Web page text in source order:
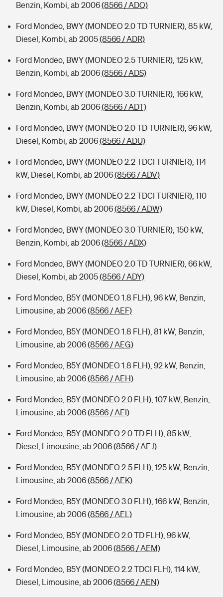
Benzin, Kombi, ab 2006(8566 / ADQ)
Ford Mondeo, BWY (MONDEO 2.0 TD TURNIER), 85 kW,
Diesel, Kombi, ab 2005(8566 / ADR)
Ford Mondeo, BWY (MONDEO 2.5 TURNIER), 125 kW,
Benzin, Kombi, ab 2006(8566 / ADS)
Ford Mondeo, BWY (MONDEO 3.0 TURNIER), 166 kW,
Benzin, Kombi, ab 2006(8566 / ADT)
Ford Mondeo, BWY (MONDEO 2.0 TD TURNIER), 96 kW,
Diesel, Kombi, ab 2006(8566 / ADU)
Ford Mondeo, BWY (MONDEO 2.2 TDCI TURNIER), 114
kW, Diesel, Kombi, ab 2006(8566 / ADV)
Ford Mondeo, BWY (MONDEO 2.2 TDCI TURNIER), 110
kW, Diesel, Kombi, ab 2006(8566 / ADW)
Ford Mondeo, BWY (MONDEO 3.0 TURNIER), 150 kW,
Benzin, Kombi, ab 2006(8566 / ADX)
Ford Mondeo, BWY (MONDEO 2.0 TD TURNIER), 66 kW,
Diesel, Kombi, ab 2005(8566 / ADY)
Ford Mondeo, B5Y (MONDEO 1.8 FLH), 96 kW, Benzin,
Limousine, ab 2006(8566 / AEF)
Ford Mondeo, B5Y (MONDEO 1.8 FLH), 81 kW, Benzin,
Limousine, ab 2006(8566 / AEG)
Ford Mondeo, B5Y (MONDEO 1.8 FLH), 92 kW, Benzin,
Limousine, ab 2006(8566 / AEH)
Ford Mondeo, B5Y (MONDEO 2.0 FLH), 107 kW, Benzin,
Limousine, ab 2006(8566 / AEI)
Ford Mondeo, B5Y (MONDEO 2.0 TD FLH), 85 kW,
Diesel, Limousine, ab 2006(8566 / AEJ)
Ford Mondeo, B5Y (MONDEO 2.5 FLH), 125 kW, Benzin,
Limousine, ab 2006(8566 / AEK)
Ford Mondeo, B5Y (MONDEO 3.0 FLH), 166 kW, Benzin,
Limousine, ab 2006(8566 / AEL)
Ford Mondeo, B5Y (MONDEO 2.0 TD FLH), 96 kW,
Diesel, Limousine, ab 2006(8566 / AEM)
Ford Mondeo, B5Y (MONDEO 2.2 TDCI FLH), 114 kW,
Diesel, Limousine, ab 2006(8566 / AEN)